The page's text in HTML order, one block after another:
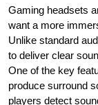
Gaming headsets
want a more
Unlike standard
to deliver clear
One of the key
produce surround
players detect